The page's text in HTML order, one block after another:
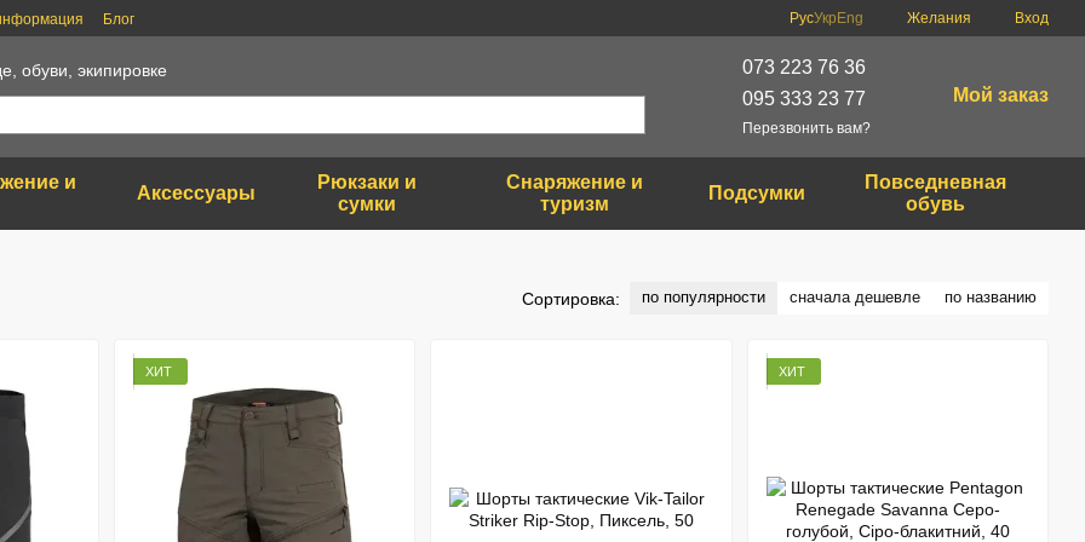
Блог РусУкр Eng Желания Вход
обуви, экипировке
073 223 76 36
095 333 23 77
Перезвонить вам?
Мой заказ
и
Аксессуары
Рюкзаки и
сумки
Снаряжение и
туризм
Подсумки
Повседневная
обувь
Сортировка: по популярности сначала дешевле по названию
ХИТ ХИТ